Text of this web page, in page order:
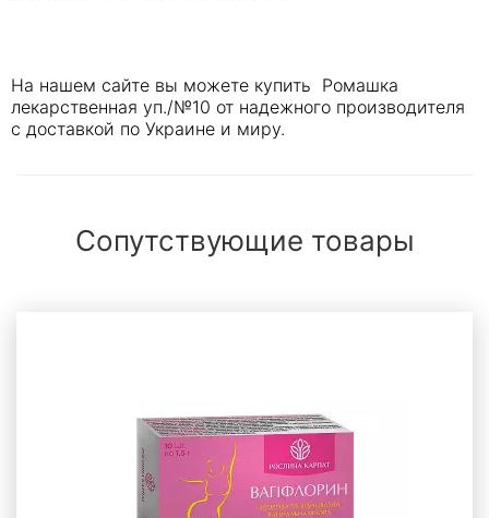
На нашем сайте вы можете купить Ромашка
лекарственная уп./№10 от надежного производителя
с доставкой по Украине и миру.
Сопутствующие товары